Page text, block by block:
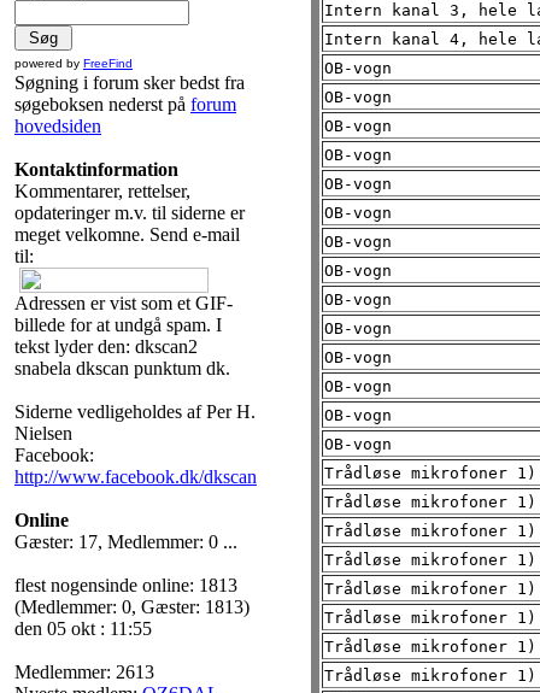
powered by FreeFind
Søgning i forum sker bedst fra
søgeboksen nederst på forum
hovedsiden
Kontaktinformation
Kommentarer, rettelser,
opdateringer m.v. til siderne er
meget velkomne. Send e-mail
til:
Adressen er vist som et GIF-
billede for at undgå spam. I
tekst lyder den: dkscan2
snabela dkscan punktum dk.
Siderne vedligeholdes af Per H.
Nielsen
Facebook:
http://www.facebook.dk/dkscan
Online
Gæster: 17, Medlemmer: 0 ...
flest nogensinde online: 1813
(Medlemmer: 0, Gæster: 1813)
den 05 okt : 11:55
Medlemmer: 2613
Intern kanal 3, hele
Intern kanal 4, hele
OB-vogn
OB-vogn
OB-vogn
OB-vogn
OB-vogn
OB-vogn
OB-vogn
OB-vogn
OB-vogn
OB-vogn
OB-vogn
OB-vogn
OB-vogn
OB-vogn
Trådløse mikrofoner 1)
Trådløse mikrofoner 1)
Trådløse mikrofoner 1)
Trådløse mikrofoner 1)
Trådløse mikrofoner 1)
Trådløse mikrofoner 1)
Trådløse mikrofoner 1)
Trådløse mikrofoner 1)